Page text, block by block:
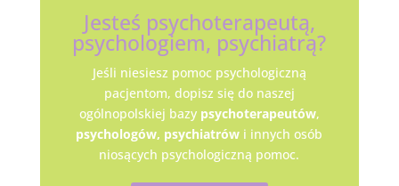
Jesteś psychoterapeutą,
psychologiem, psychiatrą?
Jeśli niesiesz pomoc psychologiczną
pacjentom, dopisz się do naszej
ogólnopolskiej bazy psychoterapeutów,
psychologów, psychiatrów i innych osób
niosących psychologiczną pomoc.